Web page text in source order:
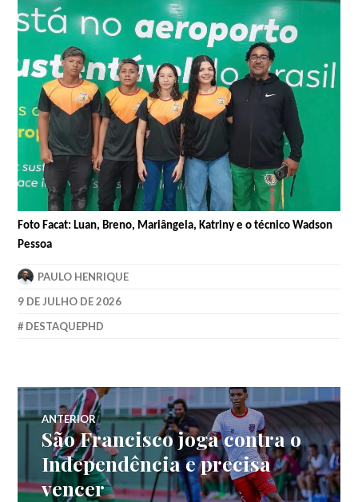
Foto Facat: Luan, Breno, Mariângela, Katriny e o técnico Wadson
Pessoa
PAULO HENRIQUE
9 DE JULHO DE 2026
DESTAQUEPHD
ANTERIOR
São Francisco joga contra o
Independência e precisa
vencer